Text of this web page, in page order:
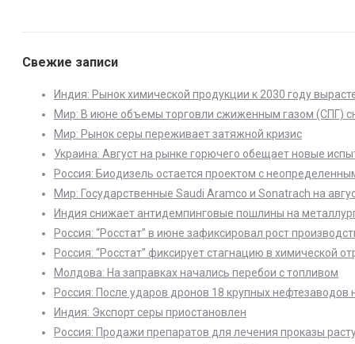
Свежие записи
Индия: Рынок химической продукции к 2030 году
Мир: В июне объемы торговли сжиженным газом (СПГ)
Мир: Рынок серы переживает затяжной кризис
Украина: Август на рынке горючего обещает новые
Россия: Биодизель остается проектом с
Мир: Государственные Saudi Aramco и Sonatrach на
Индия снижает антидемпинговые пошлины на
Россия: “Росстат” в июне зафиксировал рост
Россия: “Росстат” фиксирует стагнацию в химической
Молдова: На заправках начались перебои с топливом
Россия: После ударов дронов 18 крупных нефтезаводов
Индия: Экспорт серы приостановлен
Россия: Продажи препаратов для лечения проказы